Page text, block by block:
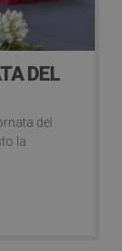
DEL
del
la